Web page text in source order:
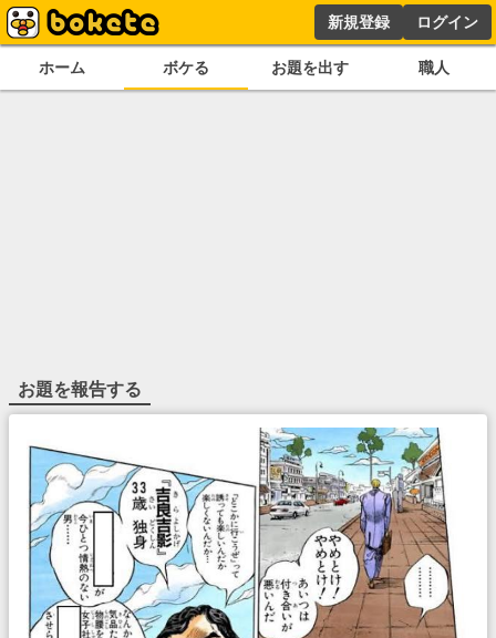
新規登録 ログイン
ホーム ボケる お題を出す 職人
お題を報告する